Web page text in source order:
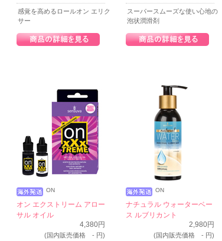
感覚を高めるロールオン エリク
サー
スーパースムーズな使い心地の
泡状潤滑剤
ON
オン エクストリーム アロー
サル オイル
4,380円
(国内販売価格 - 円)
ON
ナチュラル ウォーターベー
ス ルブリカント
2,980円
(国内販売価格 - 円)